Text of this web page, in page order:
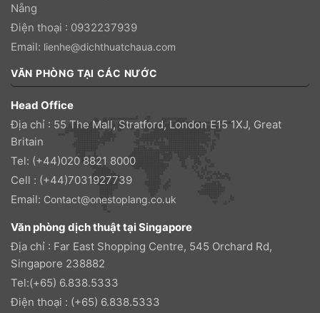
Nẵng
Điện thoại : 0932237939
Email: lienhe@dichthuatchaua.com
VĂN PHÒNG TẠI CÁC NƯỚC
Head Office
Địa chỉ : 55 The Mall, Stratford, London E15 1XJ, Great
Britain
Tel: (+44)020 8821 8000
Cell : (+44)7031927739
Email: Contact@onestoplang.co.uk
Văn phòng dịch thuật tại Singapore
Địa chỉ : Far East Shopping Centre, 545 Orchard Rd,
Singapore 238882
Tel:(+65) 6.838.5333
Điện thoại : (+65) 6.838.5333